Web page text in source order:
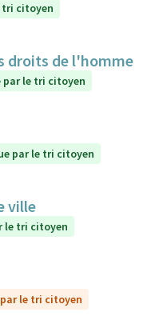
tri citoyen
droits de l'homme
par le tri citoyen
par le tri citoyen
ville
le tri citoyen
le tri citoyen